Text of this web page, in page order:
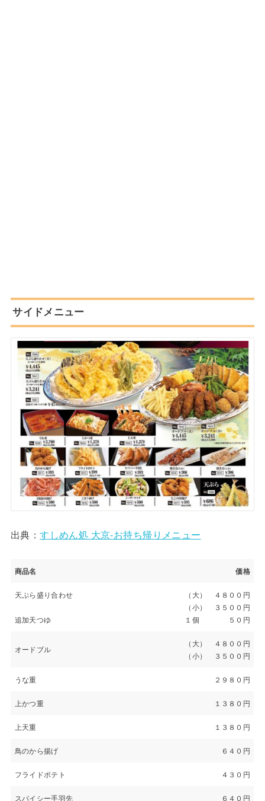
サイドメニュー
出典：すしめん処 大京-お持ち帰りメニュー
商品名 価格
天ぷら盛り合わせ
追加天つゆ
（大） ４８００円
（小） ３５００円
１個 ５０円
オードブル
（大） ４８００円
（小） ３５００円
うな重 ２９８０円
上かつ重 １３８０円
上天重 １３８０円
鳥のから揚げ ６４０円
フライドポテト ４３０円
スパイシー手羽先 ６４０円